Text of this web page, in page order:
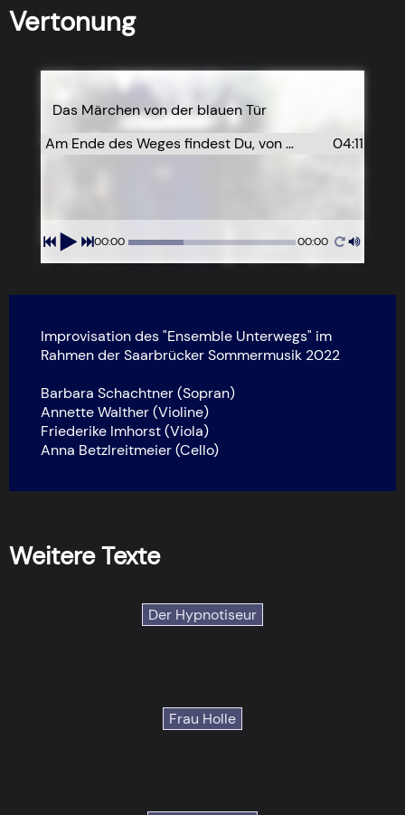
Vertonung
Das Märchen von der blauen Tür
Am Ende des Weges findest Du, von wilden Hecken umrankt, eine Tür ...
04:11
00:00 00:00
Improvisation des "Ensemble Unterwegs" im
Rahmen der Saarbrücker Sommermusik 2022
Barbara Schachtner (Sopran)
Annette Walther (Violine)
Friederike Imhorst (Viola)
Anna Betzlreitmeier (Cello)
Weitere Texte
Der Hypnotiseur
Frau Holle